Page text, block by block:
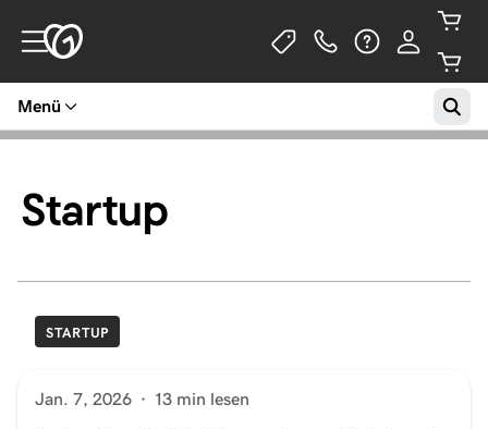
Menü
Startup
STARTUP
Jan. 7, 2026 · 13 min lesen